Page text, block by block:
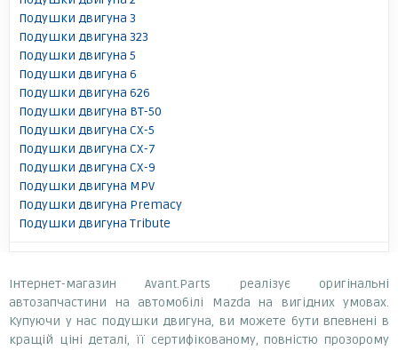
Подушки двигуна 3
Подушки двигуна 323
Подушки двигуна 5
Подушки двигуна 6
Подушки двигуна 626
Подушки двигуна BT-50
Подушки двигуна CX-5
Подушки двигуна CX-7
Подушки двигуна CX-9
Подушки двигуна MPV
Подушки двигуна Premacy
Подушки двигуна Tribute
Інтернет-магазин Avant.Parts реалізує оригінальні
автозапчастини на автомобілі Mazda на вигідних умовах.
Купуючи у нас подушки двигуна, ви можете бути впевнені в
кращій ціні деталі, її сертифікованому, повністю прозорому